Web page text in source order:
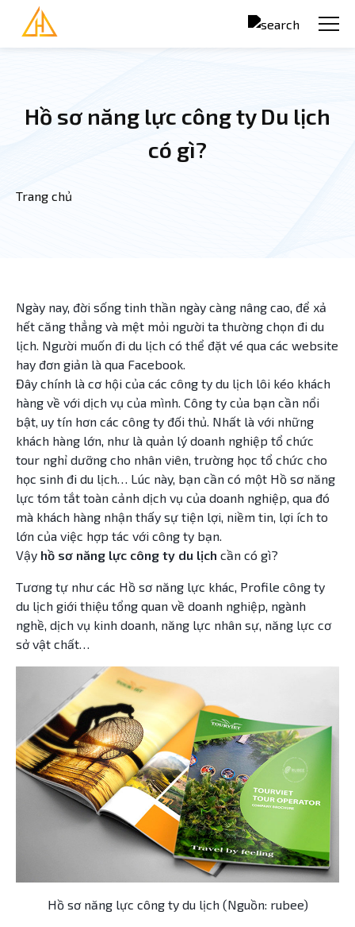
Nhảy đến nội dung
Hồ sơ năng lực công ty Du lịch
có gì?
Bạn đang ở đây
Trang chủ
Ngày nay, đời sống tinh thần ngày càng nâng cao, để xả
hết căng thẳng và mệt mỏi người ta thường chọn đi du
lịch. Người muốn đi du lịch có thể đặt vé qua các website
hay đơn giản là qua Facebook.
Đây chính là cơ hội của các công ty du lịch lôi kéo khách
hàng về với dịch vụ của mình. Công ty của bạn cần nổi
bật, uy tín hơn các công ty đối thủ. Nhất là với những
khách hàng lớn, như là quản lý doanh nghiệp tổ chức
tour nghỉ dưỡng cho nhân viên, trường học tổ chức cho
học sinh đi du lịch… Lúc này, bạn cần có một Hồ sơ năng
lực tóm tắt toàn cảnh dịch vụ của doanh nghiệp, qua đó
mà khách hàng nhận thấy sự tiện lợi, niềm tin, lợi ích to
lớn của việc hợp tác với công ty bạn.
Vậy hồ sơ năng lực công ty du lịch cần có gì?
Tương tự như các Hồ sơ năng lực khác, Profile công ty
du lịch giới thiệu tổng quan về doanh nghiệp, ngành
nghề, dịch vụ kinh doanh, năng lực nhân sự, năng lực cơ
sở vật chất…
Hồ sơ năng lực công ty du lịch (Nguồn: rubee)